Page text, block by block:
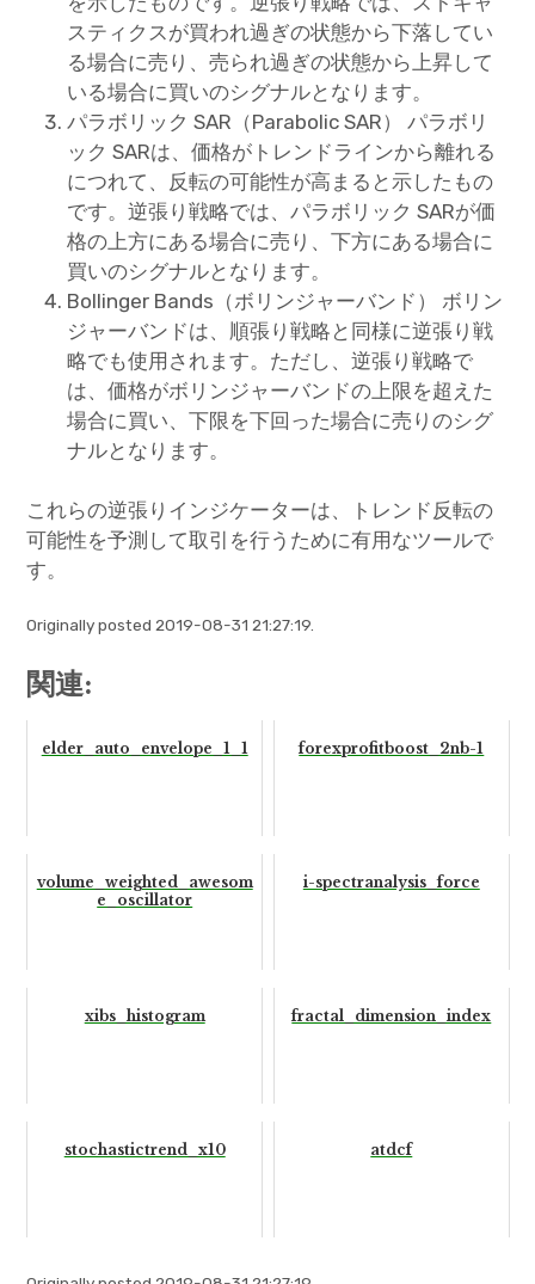
スティクスが買われ過ぎの状態から下落してい
る場合に売り、売られ過ぎの状態から上昇して
いる場合に買いのシグナルとなります。
パラボリック SAR（Parabolic SAR） パラボリ
ック SARは、価格がトレンドラインから離れる
につれて、反転の可能性が高まると示したもの
です。逆張り戦略では、パラボリック SARが価
格の上方にある場合に売り、下方にある場合に
買いのシグナルとなります。
Bollinger Bands（ボリンジャーバンド） ボリン
ジャーバンドは、順張り戦略と同様に逆張り戦
略でも使用されます。ただし、逆張り戦略で
は、価格がボリンジャーバンドの上限を超えた
場合に買い、下限を下回った場合に売りのシグ
ナルとなります。
これらの逆張りインジケーターは、トレンド反転の
可能性を予測して取引を行うために有用なツールで
す。
Originally posted 2019-08-31 21:27:19.
関連:
elder_auto_envelope_1_1 forexprofitboost_2nb-1
volume_weighted_awesom
e_oscillator
i-spectranalysis_force
xibs_histogram fractal_dimension_index
stochastictrend_x10 atdcf